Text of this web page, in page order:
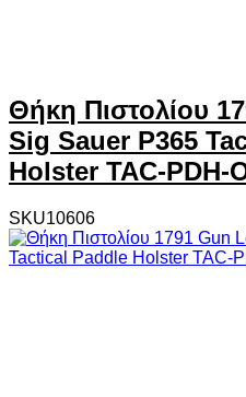
Θήκη Πιστολίου
Sig Sauer P365
Holster TAC-PDH-
SKU10606